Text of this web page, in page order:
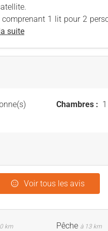
1 lit pour 2
suite
Chambres :
Voir tous les avis
km Pêche à 13 km